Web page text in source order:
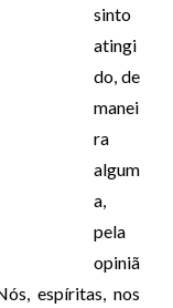
sinto
atingi
do, de
manei
ra
algum
a,
pela
opiniã
espíritas, nos